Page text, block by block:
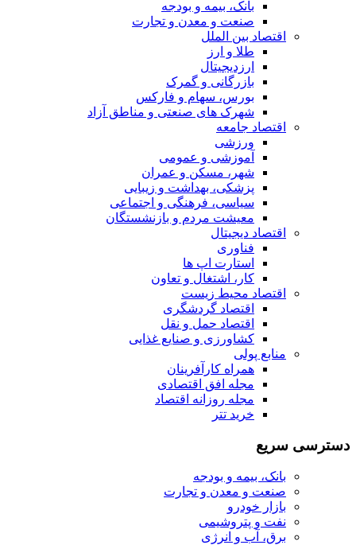
بانک، بیمه و بودجه
صنعت و معدن و تجارت
اقتصاد بین الملل
طلا و ارز
ارزدیجیتال
بازرگانی و گمرک
بورس، سهام و فارکس
شهرک های صنعتی و مناطق آزاد
اقتصاد جامعه
ورزشی
آموزشی و عمومی
شهر، مسکن و عمران
پزشکی، بهداشت و زیبایی
سیاسی، فرهنگی و اجتماعی
معیشت مردم و بازنشستگان
اقتصاد دیجیتال
فناوری
استارت اپ ها
کار، اشتغال و تعاون
اقتصاد محیط زیست
اقتصاد گردشگری
اقتصاد حمل و نقل
کشاورزی و صنایع غذایی
منابع پولی
همراه کارآفرینان
مجله افق اقتصادی
مجله روزانه اقتصاد
خرید تتر
دسترسی سریع
بانک، بیمه و بودجه
صنعت و معدن و تجارت
بازار خودرو
نفت و پتروشیمی
برق، آب و انرژی